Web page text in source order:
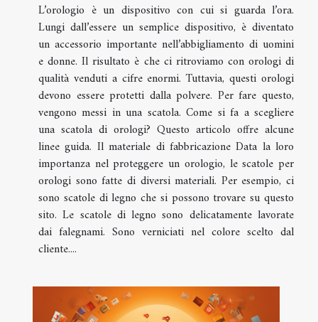
L’orologio è un dispositivo con cui si guarda l’ora.
Lungi dall’essere un semplice dispositivo, è diventato
un accessorio importante nell’abbigliamento di uomini
e donne. Il risultato è che ci ritroviamo con orologi di
qualità venduti a cifre enormi. Tuttavia, questi orologi
devono essere protetti dalla polvere. Per fare questo,
vengono messi in una scatola. Come si fa a scegliere
una scatola di orologi? Questo articolo offre alcune
linee guida. Il materiale di fabbricazione Data la loro
importanza nel proteggere un orologio, le scatole per
orologi sono fatte di diversi materiali. Per esempio, ci
sono scatole di legno che si possono trovare su questo
sito. Le scatole di legno sono delicatamente lavorate
dai falegnami. Sono verniciati nel colore scelto dal
cliente....